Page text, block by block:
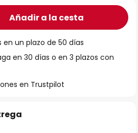
Añadir a la cesta
un plazo de 50 días
en 30 días o en 3 plazos con
en Trustpilot